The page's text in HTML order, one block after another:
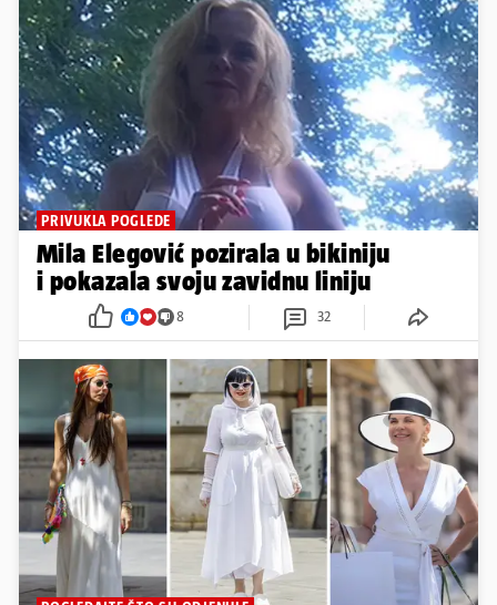
PRIVUKLA POGLEDE
Mila Elegović pozirala u bikiniju
i pokazala svoju zavidnu liniju
32
POGLEDAJTE ŠTO SU ODJENULE
FOTO Unatoč vrućini poznate
dame prošetale se zagrebačkom
špicom, a jedna boja bila je 'IN'!
1